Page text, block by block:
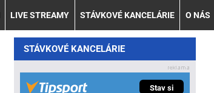
LIVE STREAMY STÁVKOVÉ KANCELÁRIE O NÁS
STÁVKOVÉ KANCELÁRIE
Stav si